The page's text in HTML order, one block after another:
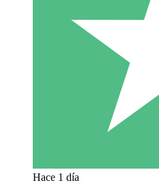
Hace 1 día